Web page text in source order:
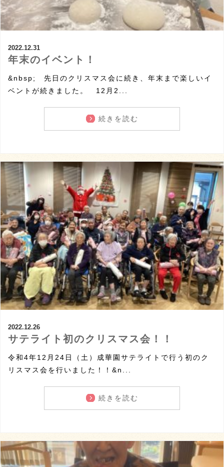
2022.12.31
年末のイベント！
&nbsp; 先日のクリスマス会に続き、年末まで楽しいイ
ベントが続きました。 12月2...
続きを読む
2022.12.26
サテライト初のクリスマス会！！
令和4年12月24日（土）成華園サテライトで行う初のク
リスマス会を行いました！！&n...
続きを読む